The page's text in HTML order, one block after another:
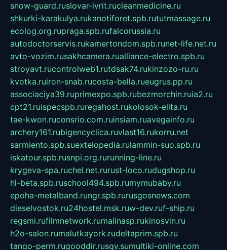
snow-guard.ruslovar-ivrit.rucleanmedicine.ru
shkurki-karakulya.rukanotiforet.spb.rututmassage.ru
ecolog.org.rupraga.spb.rufalcorussia.ru
autodoctorservis.rukamertondom.spb.runet-life.net.ru
avto-vozim.rusakhcamera.rualliance-electro.spb.ru
stroyavt.rucontrolweb1.rutdsak74.rukinzozo-ru.ru
kvotka.ruiron-snab.rucosta-bella.rueugrus.pp.ru
associaciya39.ruprimexpo.spb.rubezmorchin.ruia2.ru
cpt21.ruispecspb.ruregahost.rukolosok-elita.ru
tae-kwon.ruconsrio.com.ruinsiam.ruavegainfo.ru
archery161.rubigencyclica.ruvlast16.rukorru.net
sarmiento.spb.suextelopedia.rulammin-suo.spb.ru
iskatour.spb.rusnpi.org.rurunning-line.ru
krygeva-spa.ruchel.net.rurust-loco.rudugshop.ru
hl-beta.spb.ruschool494.spb.rumymubaby.ru
epoha-metalband.rungr.spb.rurusgosnews.com
dieselvostok.ru24hostel.msk.ruw-dev.ruf-ship.ru
regsmi.rufilmnetwork.rumalinasp.rukinosvin.ru
h2o-salon.rumalutkayork.rudeltaprim.spb.ru
tango-perm.rugooddir.rusgv.sumultiki-online.com